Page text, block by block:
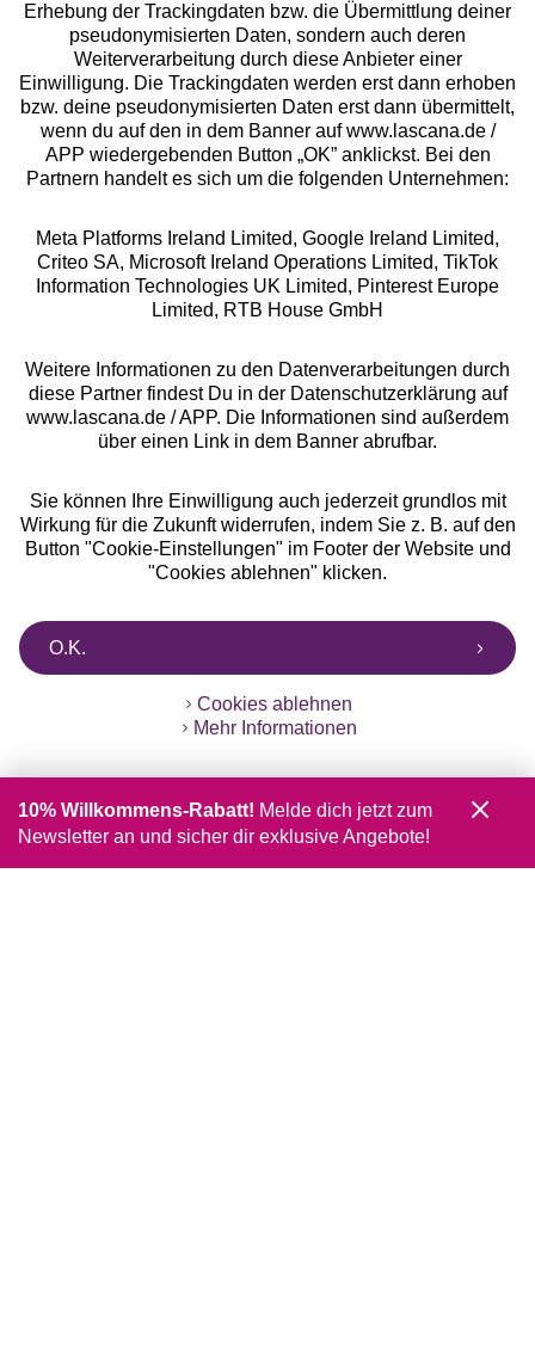
Über uns
Rechtliches
Alle Preise inkl. MwSt., zzgl.
Versandkosten
** Bonität vorausgesetzt, berechtigt zur Bonitätsprüfung
Erhebung der Trackingdaten bzw. die Übermittlung deiner
pseudonymisierten Daten, sondern auch deren
Weiterverarbeitung durch diese Anbieter einer
Einwilligung. Die Trackingdaten werden erst dann erhoben
bzw. deine pseudonymisierten Daten erst dann übermittelt,
wenn du auf den in dem Banner auf www.lascana.de /
APP wiedergebenden Button „OK” anklickst. Bei den
Partnern handelt es sich um die folgenden Unternehmen:
Meta Platforms Ireland Limited, Google Ireland Limited,
Criteo SA, Microsoft Ireland Operations Limited, TikTok
Information Technologies UK Limited, Pinterest Europe
Limited, RTB House GmbH
Weitere Informationen zu den Datenverarbeitungen durch
diese Partner findest Du in der Datenschutzerklärung auf
www.lascana.de / APP. Die Informationen sind außerdem
über einen Link in dem Banner abrufbar.
Sie können Ihre Einwilligung auch jederzeit grundlos mit
Wirkung für die Zukunft widerrufen, indem Sie z. B. auf den
Button "Cookie-Einstellungen" im Footer der Website und
"Cookies ablehnen" klicken.
O.K.
Cookies ablehnen
Mehr Informationen
10% Willkommens-Rabatt! Melde dich jetzt zum
Newsletter an und sicher dir exklusive Angebote!